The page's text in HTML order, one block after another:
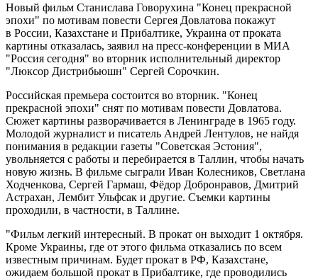
Новый фильм Станислава Говорухина "Конец прекрасной
эпохи" по мотивам повести Сергея Довлатова покажут
в России, Казахстане и Прибалтике, Украина от проката
картины отказалась, заявил на пресс-конференции в МИА
"Россия сегодня" во вторник исполнительный директор
"Люксор Дистрибьюшн" Сергей Сорочкин.
Российская премьера состоится во вторник. "Конец
прекрасной эпохи" снят по мотивам повести Довлатова.
Сюжет картины разворачивается в Ленинграде в 1965 году.
Молодой журналист и писатель Андрей Лентулов, не найдя
понимания в редакции газеты "Советская Эстония",
увольняется с работы и перебирается в Таллин, чтобы начать
новую жизнь. В фильме сыграли Иван Колесников, Светлана
Ходченкова, Сергей Гармаш, Фёдор Добронравов, Дмитрий
Астрахан, Лембит Ульфсак и другие. Съемки картины
проходили, в частности, в Таллине.
"Фильм легкий интересный. В прокат он выходит 1 октября.
Кроме Украины, где от этого фильма отказались по всем
известным причинам. Будет прокат в РФ, Казахстане,
ожидаем большой прокат в Прибалтике, где проводились